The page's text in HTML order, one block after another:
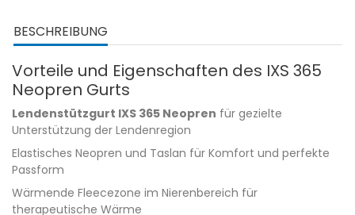
BESCHREIBUNG
Vorteile und Eigenschaften des IXS 365
Neopren Gurts
Lendenstützgurt IXS 365 Neopren für gezielte
Unterstützung der Lendenregion
Elastisches Neopren und Taslan für Komfort und perfekte
Passform
Wärmende Fleecezone im Nierenbereich für
therapeutische Wärme